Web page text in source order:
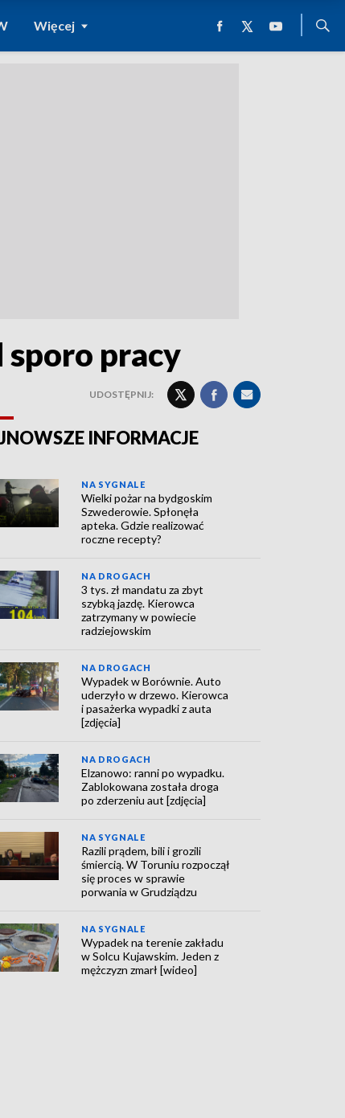
Więcej
sporo pracy
UDOSTĘPNIJ:
INFORMACJE
NA SYGNALE
Wielki pożar na bydgoskim
Szwederowie. Spłonęła
apteka. Gdzie realizować
roczne recepty?
NA DROGACH
3 tys. zł mandatu za zbyt
szybką jazdę. Kierowca
zatrzymany w powiecie
radziejowskim
NA DROGACH
Wypadek w Borównie. Auto
uderzyło w drzewo. Kierowca
i pasażerka wypadki z auta
[zdjęcia]
NA DROGACH
Elzanowo: ranni po wypadku.
Zablokowana została droga
po zderzeniu aut [zdjęcia]
NA SYGNALE
Razili prądem, bili i grozili
śmiercią. W Toruniu rozpoczął
się proces w sprawie
porwania w Grudziądzu
NA SYGNALE
Wypadek na terenie zakładu
w Solcu Kujawskim. Jeden z
mężczyzn zmarł [wideo]